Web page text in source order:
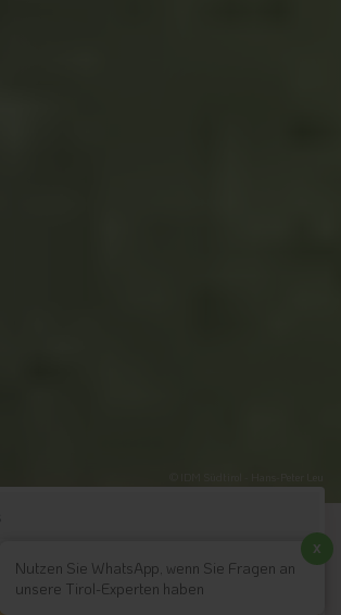
Nutzen Sie WhatsApp, wenn Sie Fragen an
unsere Tirol-Experten haben
x